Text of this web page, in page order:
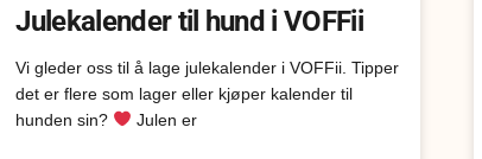
Julekalender til hund i VOFFii
Vi gleder oss til å lage julekalender i VOFFii. Tipper
det er flere som lager eller kjøper kalender til
hunden sin?
Julen er